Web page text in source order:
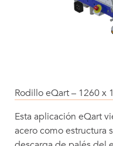
Rodillo eQart – 1260 x
Esta aplicación eQart
acero como estructura